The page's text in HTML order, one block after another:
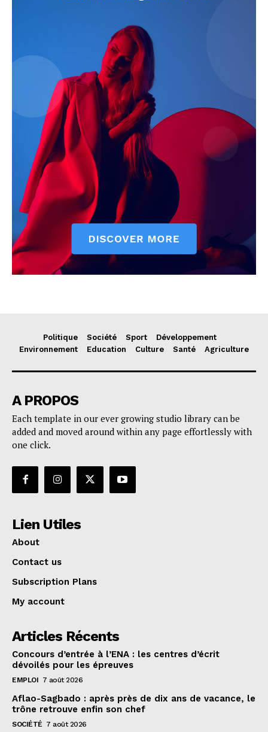
Politique Société Sport
Développement
Environnement
Education Culture Santé Agriculture
A PROPOS
Each template in our ever growing studio library can be
added and moved around within any page effortlessly with
one click.
Lien Utiles
About
Contact us
Subscription Plans
My account
Articles Récents
Concours d’entrée à l’ENA : les centres d’écrit
dévoilés pour les épreuves
EMPLOI 7 août 2026
Aflao-Sagbado : après près de dix ans de vacance, le
trône retrouve enfin son chef
SOCIÉTÉ 7 août 2026